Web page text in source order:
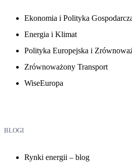
Ekonomia i Polityka
Energia i Klimat
Polityka Europejska i
Zrównoważony Transport
WiseEuropa
BLOGI
Rynki energii – blog